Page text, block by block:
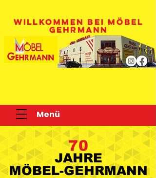
Menü
WILLKOMMEN BEI MÖBEL
GEHRMANN
70
JAHRE
MÖBEL-GEHRMANN
JAHRE
MÖBEL-GEHRMANN